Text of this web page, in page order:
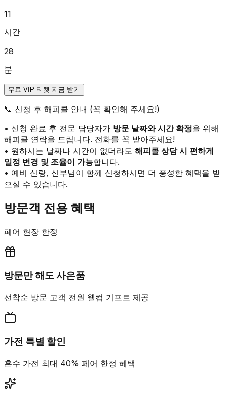
11
시간
28
분
무료 VIP 티켓 지금 받기
📞 신청 후 해피콜 안내 (꼭 확인해 주세요!)
• 신청 완료 후 전문 담당자가 방문 날짜와 시간 확정을 위해
해피콜 연락을 드립니다. 전화를 꼭 받아주세요!
• 원하시는 날짜나 시간이 없더라도 해피콜 상담 시 편하게
일정 변경 및 조율이 가능합니다.
• 예비 신랑, 신부님이 함께 신청하시면 더 풍성한 혜택을 받
으실 수 있습니다.
방문객 전용 혜택
페어 현장 한정
방문만 해도 사은품
선착순 방문 고객 전원 웰컴 기프트 제공
가전 특별 할인
혼수 가전 최대 40% 페어 한정 혜택